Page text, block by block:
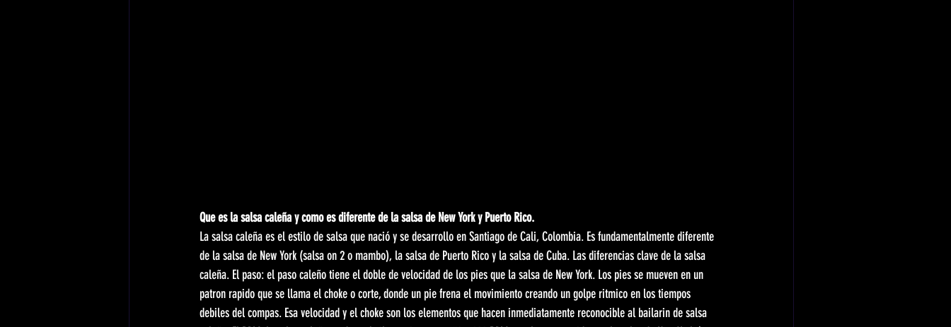
Que es la salsa caleña y como es diferente de la salsa de New York y Puerto Rico.
La salsa caleña es el estilo de salsa que nació y se desarrollo en Santiago de Cali, Colombia. Es fundamentalmente diferente
de la salsa de New York (salsa on 2 o mambo), la salsa de Puerto Rico y la salsa de Cuba. Las diferencias clave de la salsa
caleña. El paso: el paso caleño tiene el doble de velocidad de los pies que la salsa de New York. Los pies se mueven en un
patron rapido que se llama el choke o corte, donde un pie frena el movimiento creando un golpe ritmico en los tiempos
debiles del compas. Esa velocidad y el choke son los elementos que hacen inmediatamente reconocible al bailarin de salsa